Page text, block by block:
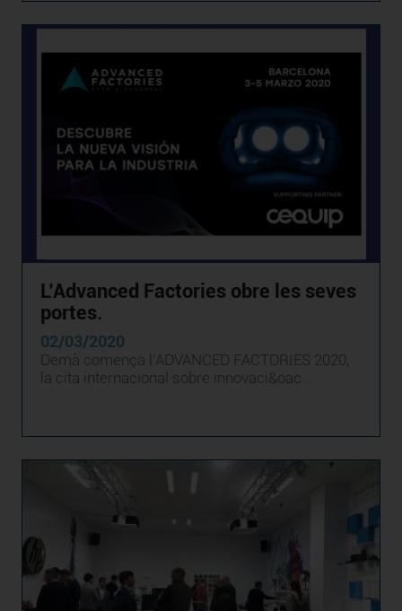
L’Advanced Factories obre les seves
portes.
02/03/2020
Demà comença l’ADVANCED FACTORIES 2020,
la cita internacional sobre innovaci&oac ...